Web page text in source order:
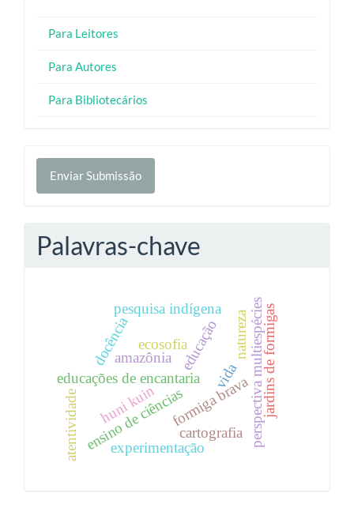
Para Leitores
Para Autores
Para Bibliotecários
Enviar
Submissão
Enviar Submissão
Palavras-chave
formiga brava
amazônia
educações de encantaria
educação perspectiva multiespécies
docência
vida
ensino de ciências
ecosofia
cartografia
pesquisa indígena
huni kuin
atentividade
jardins de formigas
natureza
experimentação